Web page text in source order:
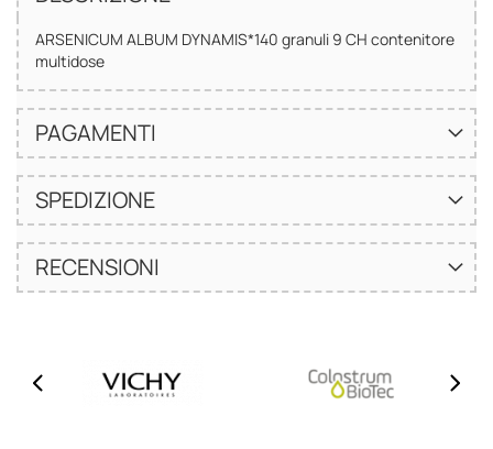
ARSENICUM ALBUM DYNAMIS*140 granuli 9 CH contenitore
multidose
PAGAMENTI
SPEDIZIONE
RECENSIONI